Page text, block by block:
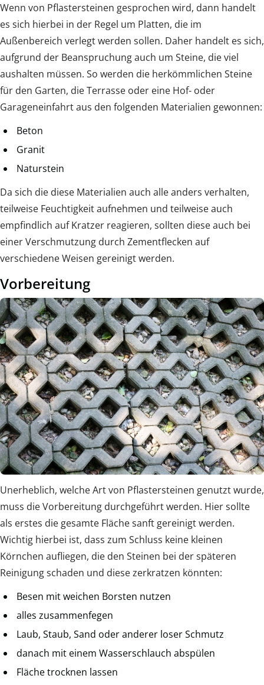
Wenn von Pflastersteinen gesprochen wird, dann handelt
es sich hierbei in der Regel um Platten, die im
Außenbereich verlegt werden sollen. Daher handelt es sich,
aufgrund der Beanspruchung auch um Steine, die viel
aushalten müssen. So werden die herkömmlichen Steine
für den Garten, die Terrasse oder eine Hof- oder
Garageneinfahrt aus den folgenden Materialien gewonnen:
Beton
Granit
Naturstein
Da sich die diese Materialien auch alle anders verhalten,
teilweise Feuchtigkeit aufnehmen und teilweise auch
empfindlich auf Kratzer reagieren, sollten diese auch bei
einer Verschmutzung durch Zementflecken auf
verschiedene Weisen gereinigt werden.
Vorbereitung
Unerheblich, welche Art von Pflastersteinen genutzt wurde,
muss die Vorbereitung durchgeführt werden. Hier sollte
als erstes die gesamte Fläche sanft gereinigt werden.
Wichtig hierbei ist, dass zum Schluss keine kleinen
Körnchen aufliegen, die den Steinen bei der späteren
Reinigung schaden und diese zerkratzen könnten:
Besen mit weichen Borsten nutzen
alles zusammenfegen
Laub, Staub, Sand oder anderer loser Schmutz
danach mit einem Wasserschlauch abspülen
Fläche trocknen lassen